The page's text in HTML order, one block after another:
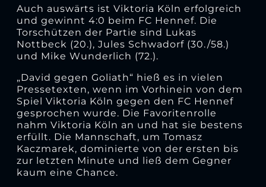
Auch auswärts ist Viktoria Köln erfolgreich
und gewinnt 4:0 beim FC Hennef. Die
Torschützen der Partie sind Lukas
Nottbeck (20.), Jules Schwadorf (30./58.)
und Mike Wunderlich (72.).
„David gegen Goliath“ hieß es in vielen
Pressetexten, wenn im Vorhinein von dem
Spiel Viktoria Köln gegen den FC Hennef
gesprochen wurde. Die Favoritenrolle
nahm Viktoria Köln an und hat sie bestens
erfüllt. Die Mannschaft, um Tomasz
Kaczmarek, dominierte von der ersten bis
zur letzten Minute und ließ dem Gegner
kaum eine Chance.